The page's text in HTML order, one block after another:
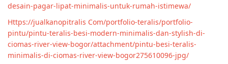
desain-pagar-lipat-minimalis-untuk-rumah-istimewa/
Https://jualkanopitralis Com/portfolio-teralis/portfolio-
pintu/pintu-teralis-besi-modern-minimalis-dan-stylish-di-
ciomas-river-view-bogor/attachment/pintu-besi-teralis-
minimalis-di-ciomas-river-view-bogor275610096-jpg/